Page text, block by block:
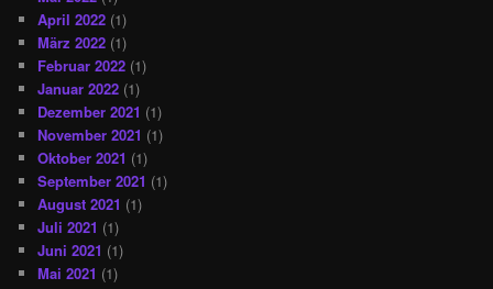
April 2022 (1)
März 2022 (1)
Februar 2022 (1)
Januar 2022 (1)
Dezember 2021 (1)
November 2021 (1)
Oktober 2021 (1)
September 2021 (1)
August 2021 (1)
Juli 2021 (1)
Juni 2021 (1)
Mai 2021 (1)